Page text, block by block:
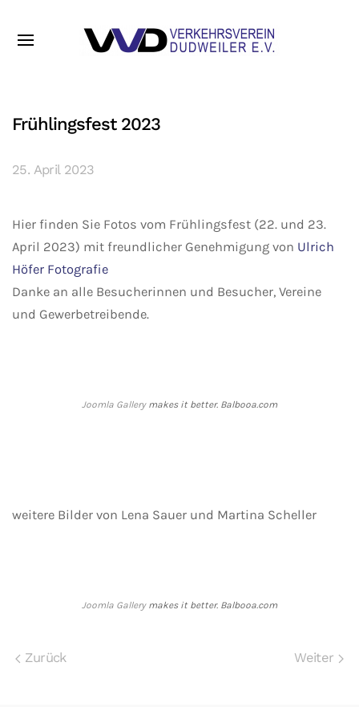
Frühlingsfest 2023
25. April 2023
Hier finden Sie Fotos vom Frühlingsfest (22. und 23.
April 2023) mit freundlicher Genehmigung von Ulrich
Höfer Fotografie
Danke an alle Besucherinnen und Besucher, Vereine
und Gewerbetreibende.
Joomla Gallerymakes it better. Balbooa.com
weitere Bilder von Lena Sauer und Martina Scheller
Joomla Gallerymakes it better. Balbooa.com
Zurück Weiter